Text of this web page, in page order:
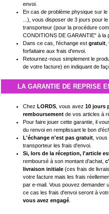
envoi.
En cas de problème physique sur
...), vous disposer de 3 jours pour
transporteur (pour la procédure
CONDITIONS DE GARANTIE" à la
Dans ce cas, l'échange est gratuit
forfaitaire aux frais d'envoi.
Retournez-nous simplement le
de votre facture) en indiquant de
LA GARANTIE DE REPRISE
Chez LORDS , vous avez 10 jours
remboursement de vos articles à
Pour faire jouer cette garantie, il
du renvoi en remplissant le bon
L'échange n'est pas gratuit ,
transporteur les frais d'envoi.
Si, lors de la réception, l'article
remboursé à son montant d'achat,
livraison initiale (ces frais de
votre facture mais les frais
par e-mail. Vous pouvez demander
ce cas les frais d'envoi seront à
vous avez engagé